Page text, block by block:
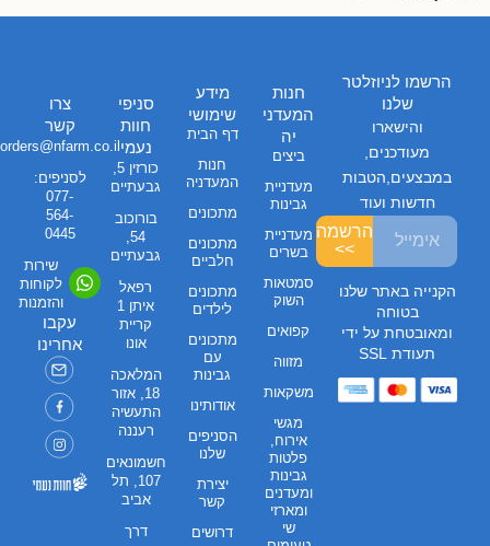
חנות
המעדני
יה
ביצים
מעדניית
גבינות
מעדניית
בשרים
סמטאות
השוק
קפואים
מזווה
משקאות
מגשי
אירוח,
פלטות
גבינות
ומעדנים
ומארזי
שי
מידע
שימושי
דף הבית
חנות
המעדניה
מתכונים
מתכונים
חלביים
מתכונים
לילדים
מתכונים
עם
גבינות
אודותינו
הסניפים
שלנו
יצירת
קשר
דרושים
סניפי
חוות
נעמי
כורזין 5,
גבעתיים
בורוכוב
54,
גבעתיים
רפאל
איתן 1
קריית
אונו
המלאכה
18, אזור
התעשיה
רעננה
חשמונאים
107, תל
אביב
דרך
צרו
קשר
orders@nfarm.co.il
לסניפים:
077-
564-
0445
שירות
לקוחות
והזמנות
עקבו
אחרינו
הרשמו לניוזלטר
שלנו
והישארו
מעודכנים,
במבצעים,הטבות
חדשות ועוד
הרשמה
>>
הקנייה באתר שלנו
בטוחה
ומאובטחת על ידי
תעודת SSL